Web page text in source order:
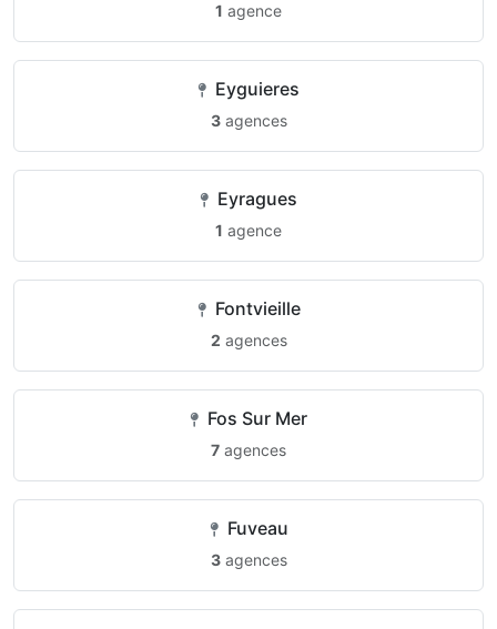
1 agence
Eyguieres
3agences
Eyragues
1 agence
Fontvieille
2 agences
Fos Sur Mer
7 agences
Fuveau
3agences